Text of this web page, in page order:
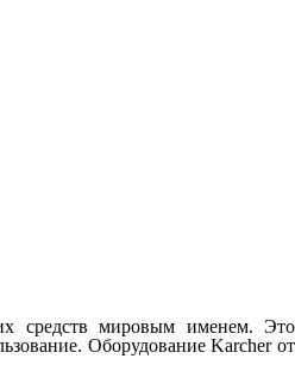
средств мировым именем. Это
Оборудование Karcher от